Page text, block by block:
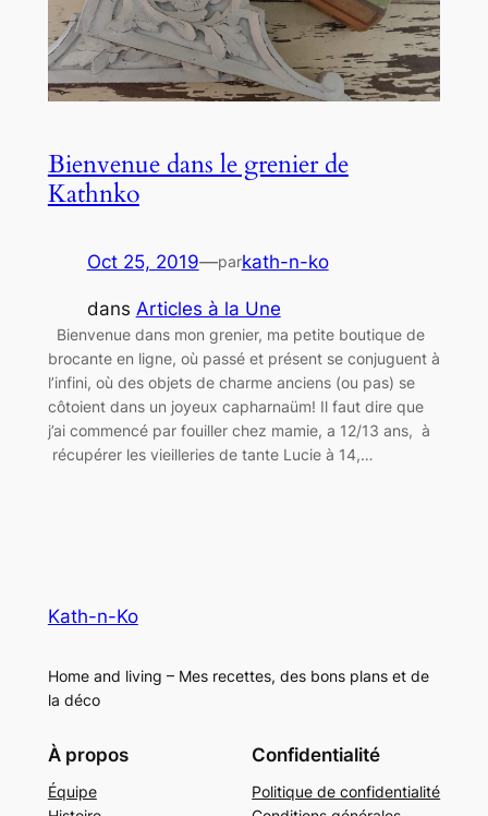
Bienvenue dans le grenier de
Kathnko
Oct 25, 2019—parkath-n-ko
dans Articles à la Une
Bienvenue dans mon grenier, ma petite boutique de
brocante en ligne, où passé et présent se conjuguent à
l’infini, où des objets de charme anciens (ou pas) se
côtoient dans un joyeux capharnaüm! Il faut dire que
j’ai commencé par fouiller chez mamie, a 12/13 ans, à
récupérer les vieilleries de tante Lucie à 14,…
Kath-n-Ko
Home and living – Mes recettes, des bons plans et de
la déco
À propos
Équipe
Confidentialité
Politique de confidentialité